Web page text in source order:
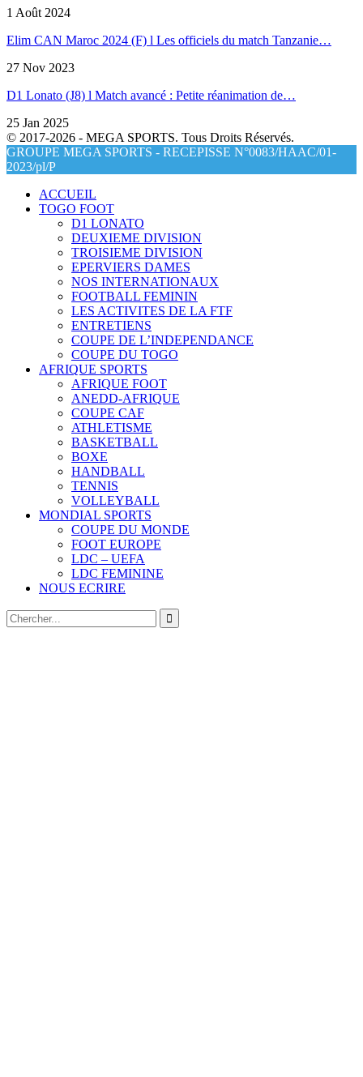
1 Août 2024
Elim CAN Maroc 2024 (F) l Les officiels du match Tanzanie…
27 Nov 2023
D1 Lonato (J8) l Match avancé : Petite réanimation de…
25 Jan 2025
© 2017-2026 - MEGA SPORTS. Tous Droits Réservés.
GROUPE MEGA SPORTS - RECEPISSE N°0083/HAAC/01-
2023/pl/P
ACCUEIL
TOGO FOOT
D1 LONATO
DEUXIEME DIVISION
TROISIEME DIVISION
EPERVIERS DAMES
NOS INTERNATIONAUX
FOOTBALL FEMININ
LES ACTIVITES DE LA FTF
ENTRETIENS
COUPE DE L’INDEPENDANCE
COUPE DU TOGO
AFRIQUE SPORTS
AFRIQUE FOOT
ANEDD-AFRIQUE
COUPE CAF
ATHLETISME
BASKETBALL
BOXE
HANDBALL
TENNIS
VOLLEYBALL
MONDIAL SPORTS
COUPE DU MONDE
FOOT EUROPE
LDC – UEFA
LDC FEMININE
NOUS ECRIRE